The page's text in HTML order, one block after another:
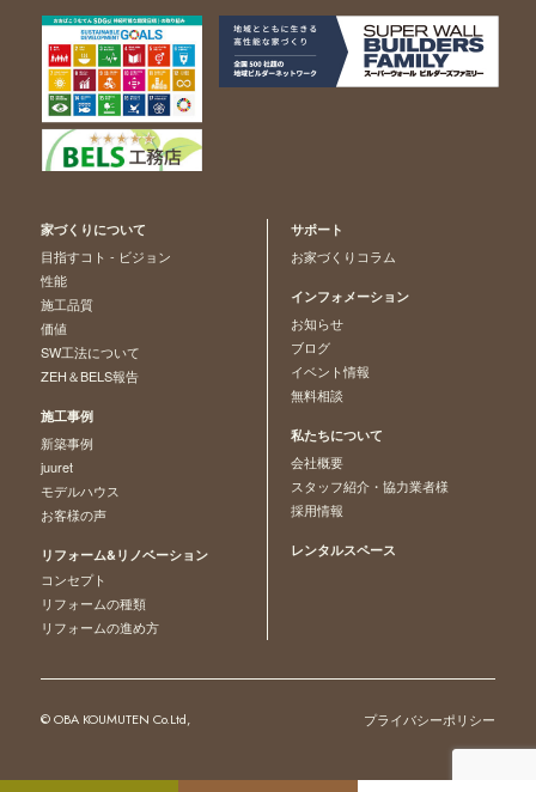
家づくりについて
目指すコト - ビジョン
性能
施工品質
価値
SW工法について
ZEH＆BELS報告
施工事例
新築事例
juuret
モデルハウス
お客様の声
リフォーム&リノベーション
コンセプト
リフォームの種類
リフォームの進め方
サポート
お家づくりコラム
インフォメーション
お知らせ
ブログ
イベント情報
無料相談
私たちについて
会社概要
スタッフ紹介・協力業者様
採用情報
レンタルスペース
© OBA KOUMUTEN Co.Ltd, プライバシーポリシー